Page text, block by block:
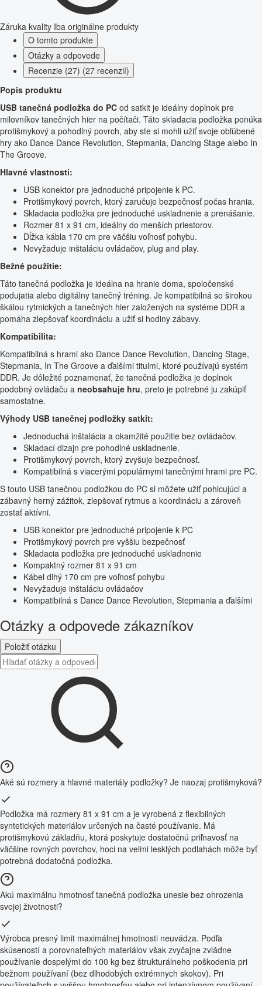
Záruka kvality Iba originálne produkty
O tomto produkte
Otázky a odpovede
Recenzie (27) (27 recenzií)
Popis produktu
USB tanečná podložka do PC od satkit je ideálny doplnok pre
milovníkov tanečných hier na počítači. Táto skladacia podložka ponúka
protišmykový a pohodlný povrch, aby ste si mohli užiť svoje obľúbené
hry ako Dance Dance Revolution, Stepmania, Dancing Stage alebo In
The Groove.
Hlavné vlastnosti:
USB konektor pre jednoduché pripojenie k PC.
Protišmykový povrch, ktorý zaručuje bezpečnosť počas hrania.
Skladacia podložka pre jednoduché uskladnenie a prenášanie.
Rozmer 81 x 91 cm, ideálny do menších priestorov.
Dĺžka kábla 170 cm pre väčšiu voľnosť pohybu.
Nevyžaduje inštaláciu ovládačov, plug and play.
Bežné použitie:
Táto tanečná podložka je ideálna na hranie doma, spoločenské
podujatia alebo digitálny tanečný tréning. Je kompatibilná so širokou
škálou rytmických a tanečných hier založených na systéme DDR a
pomáha zlepšovať koordináciu a užiť si hodiny zábavy.
Kompatibilita:
Kompatibilná s hrami ako Dance Dance Revolution, Dancing Stage,
Stepmania, In The Groove a ďalšími titulmi, ktoré používajú systém
DDR. Je dôležité poznamenať, že tanečná podložka je doplnok
podobný ovládaču a neobsahuje hru, preto je potrebné ju zakúpiť
samostatne.
Výhody USB tanečnej podložky satkit:
Jednoduchá inštalácia a okamžité použitie bez ovládačov.
Skladací dizajn pre pohodlné uskladnenie.
Protišmykový povrch, ktorý zvyšuje bezpečnosť.
Kompatibilná s viacerými populárnymi tanečnými hrami pre PC.
S touto USB tanečnou podložkou do PC si môžete užiť pohlcujúci a
zábavný herný zážitok, zlepšovať rytmus a koordináciu a zároveň
zostať aktívni.
USB konektor pre jednoduché pripojenie k PC
Protišmykový povrch pre vyššiu bezpečnosť
Skladacia podložka pre jednoduché uskladnenie
Kompaktný rozmer 81 x 91 cm
Kábel dlhý 170 cm pre voľnosť pohybu
Nevyžaduje inštaláciu ovládačov
Kompatibilná s Dance Dance Revolution, Stepmania a ďalšími
Otázky a odpovede zákazníkov
Položiť otázku
Aké sú rozmery a hlavné materiály podložky? Je naozaj protišmyková?
Podložka má rozmery 81 x 91 cm a je vyrobená z flexibilných
syntetických materiálov určených na časté používanie. Má
protišmykovú základňu, ktorá poskytuje dostatočnú priľnavosť na
väčšine rovných povrchov, hoci na veľmi lesklých podlahách môže byť
potrebná dodatočná podložka.
Akú maximálnu hmotnosť tanečná podložka unesie bez ohrozenia
svojej životnosti?
Výrobca presný limit maximálnej hmotnosti neuvádza. Podľa
skúseností a porovnateľných materiálov však zvyčajne zvládne
používanie dospelými do 100 kg bez štrukturálneho poškodenia pri
bežnom používaní (bez dlhodobých extrémnych skokov). Pri